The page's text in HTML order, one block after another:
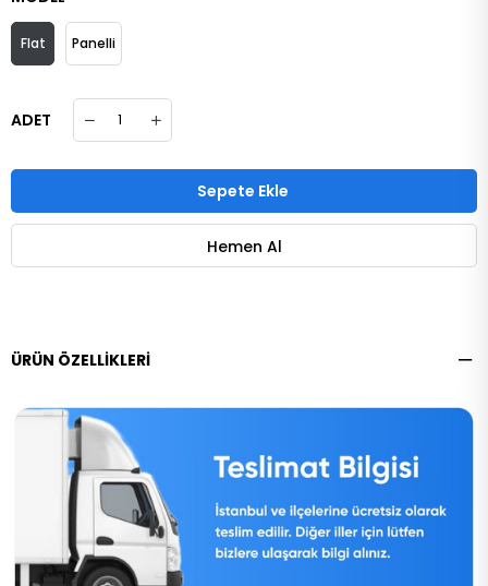
Flat Panelli
ADET
ÜRÜN ÖZELLIKLERI